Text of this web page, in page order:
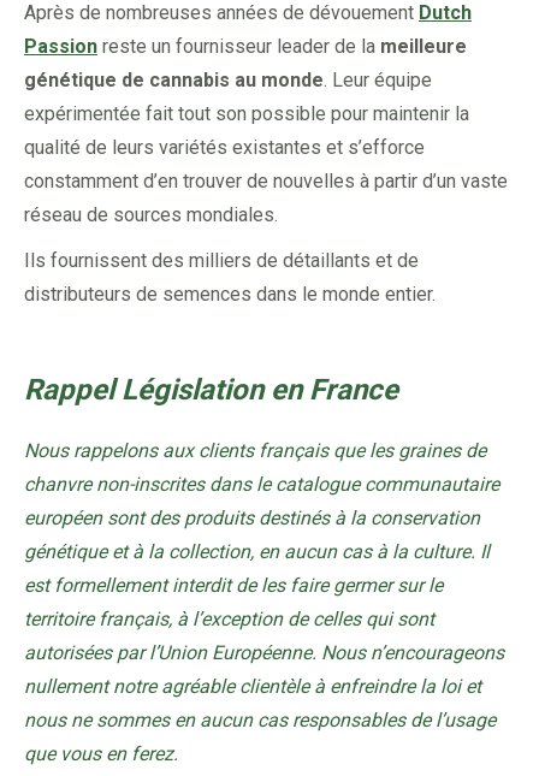
Après de nombreuses années de dévouement Dutch
Passion reste un fournisseur leader de la meilleure
génétique de cannabis au monde. Leur équipe
expérimentée fait tout son possible pour maintenir la
qualité de leurs variétés existantes et s’efforce
constamment d’en trouver de nouvelles à partir d’un vaste
réseau de sources mondiales.
Ils fournissent des milliers de détaillants et de
distributeurs de semences dans le monde entier.
Rappel Législation en France
Nous rappelons aux clients français que les graines de
chanvre non-inscrites dans le catalogue communautaire
européen sont des produits destinés à la conservation
génétique et à la collection, en aucun cas à la culture. Il
est formellement interdit de les faire germer sur le
territoire français, à l’exception de celles qui sont
autorisées par l’Union Européenne. Nous n’encourageons
nullement notre agréable clientèle à enfreindre la loi et
nous ne sommes en aucun cas responsables de l’usage
que vous en ferez.